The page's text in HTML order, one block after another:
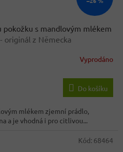
pokožku s mandlovým mlékem
- originál z Německa
Vyprodáno
Do košíku
mlékem zjemní prádlo,
a je vhodná i pro citlivou...
Kód: 68464